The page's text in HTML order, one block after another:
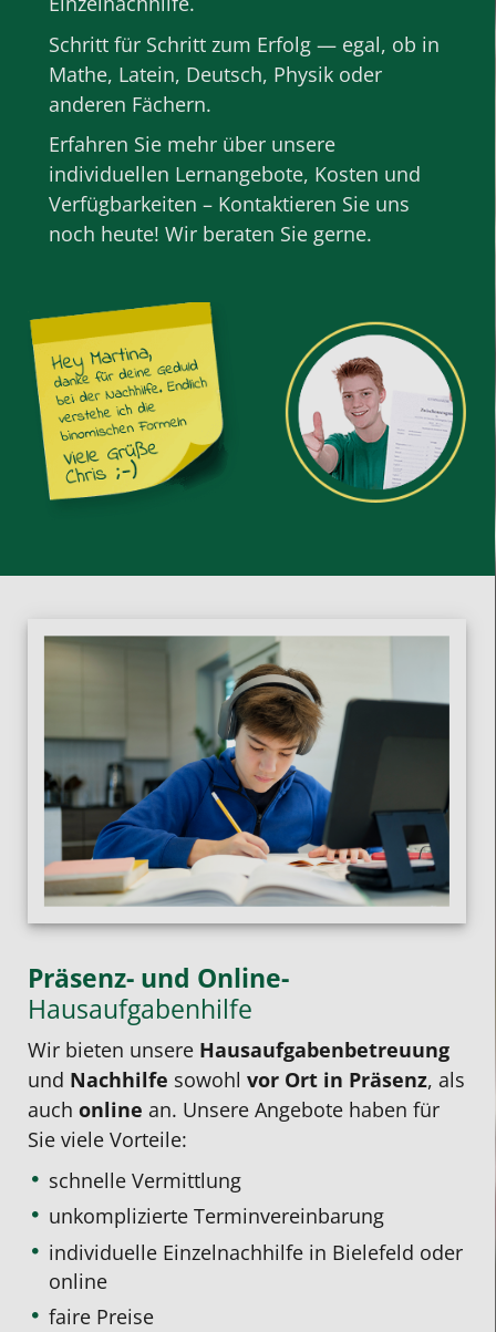
Schritt für Schritt zum Erfolg — egal, ob in
Mathe, Latein, Deutsch, Physik oder
anderen Fächern.
Erfahren Sie mehr über unsere
individuellen Lernangebote, Kosten und
Verfügbarkeiten – Kontaktieren Sie uns
noch heute! Wir beraten Sie gerne.
Präsenz- und Online-
Hausaufgabenhilfe
Wir bieten unsere Hausaufgabenbetreuung
und Nachhilfe sowohl vor Ort in Präsenz, als
auch online an. Unsere Angebote haben für
Sie viele Vorteile:
schnelle Vermittlung
unkomplizierte Terminvereinbarung
individuelle Einzelnachhilfe in Bielefeld oder
online
faire Preise